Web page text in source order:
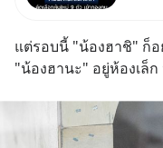
ผู้น
หน่ว
แต่รอบนี้ "น้องฮาชิ" ก็
"น้องฮานะ" อยู่ห้องเล็